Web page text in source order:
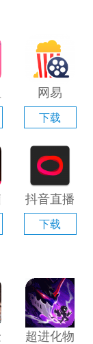
网易
Filmly电
脑版「含
模拟器」
下载
抖音直播
伴侣电脑
版「含模
下载
超进化物